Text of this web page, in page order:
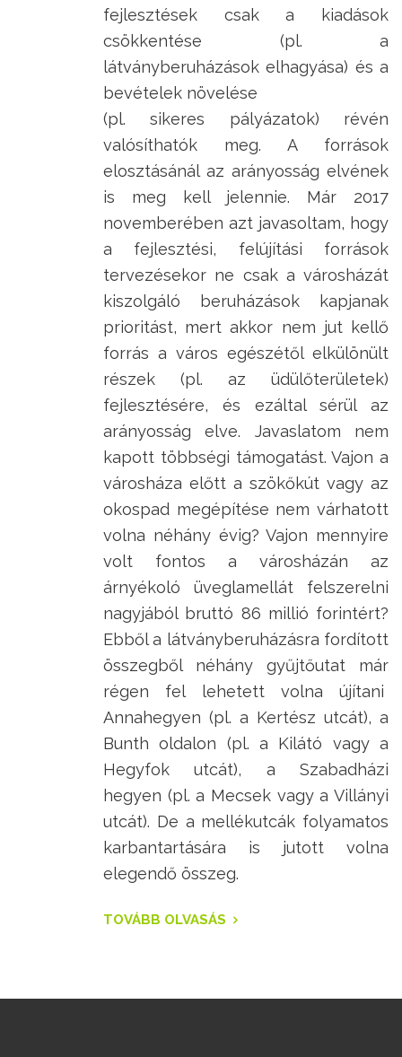
fejlesztések csak a kiadások
csökkentése (pl. a
látványberuházások elhagyása) és a
bevételek növelése
(pl. sikeres pályázatok) révén
valósíthatók meg. A források
elosztásánál az arányosság elvének
is meg kell jelennie. Már 2017
novemberében azt javasoltam, hogy
a fejlesztési, felújítási források
tervezésekor ne csak a városházát
kiszolgáló beruházások kapjanak
prioritást, mert akkor nem jut kellő
forrás a város egészétől elkülönült
részek (pl. az üdülőterületek)
fejlesztésére, és ezáltal sérül az
arányosság elve. Javaslatom nem
kapott többségi támogatást. Vajon a
városháza előtt a szökőkút vagy az
okospad megépítése nem várhatott
volna néhány évig? Vajon mennyire
volt fontos a városházán az
árnyékoló üveglamellát felszerelni
nagyjából bruttó 86 millió forintért?
Ebből a látványberuházásra fordított
összegből néhány gyűjtőutat már
régen fel lehetett volna újítani
Annahegyen (pl. a Kertész utcát), a
Bunth oldalon (pl. a Kilátó vagy a
Hegyfok utcát), a Szabadházi
hegyen (pl. a Mecsek vagy a Villányi
utcát). De a mellékutcák folyamatos
karbantartására is jutott volna
elegendő összeg.
TOVÁBB OLVASÁS